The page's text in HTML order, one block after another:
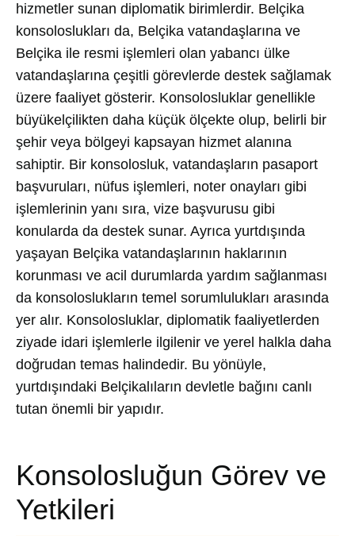
hizmetler sunan diplomatik birimlerdir. Belçika
konsoloslukları da, Belçika vatandaşlarına ve
Belçika ile resmi işlemleri olan yabancı ülke
vatandaşlarına çeşitli görevlerde destek sağlamak
üzere faaliyet gösterir. Konsolosluklar genellikle
büyükelçilikten daha küçük ölçekte olup, belirli bir
şehir veya bölgeyi kapsayan hizmet alanına
sahiptir. Bir konsolosluk, vatandaşların pasaport
başvuruları, nüfus işlemleri, noter onayları gibi
işlemlerinin yanı sıra, vize başvurusu gibi
konularda da destek sunar. Ayrıca yurtdışında
yaşayan Belçika vatandaşlarının haklarının
korunması ve acil durumlarda yardım sağlanması
da konsoloslukların temel sorumlulukları arasında
yer alır. Konsolosluklar, diplomatik faaliyetlerden
ziyade idari işlemlerle ilgilenir ve yerel halkla daha
doğrudan temas halindedir. Bu yönüyle,
yurtdışındaki Belçikalıların devletle bağını canlı
tutan önemli bir yapıdır.
Konsolosluğun Görev ve
Yetkileri